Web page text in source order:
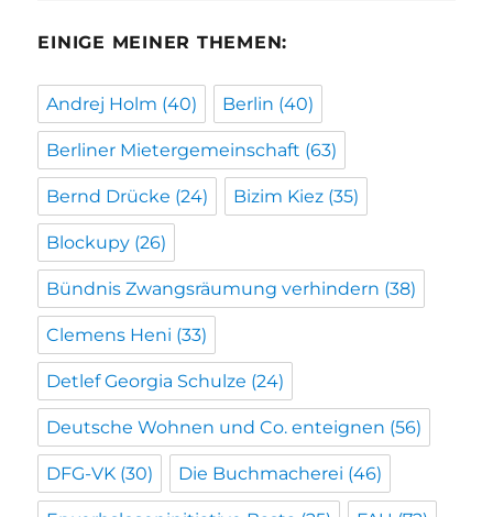
EINIGE MEINER THEMEN:
Andrej Holm (40) Berlin (40)
Berliner Mietergemeinschaft (63)
Bernd Drücke (24) Bizim Kiez (35)
Blockupy (26)
Bündnis Zwangsräumung verhindern (38)
Clemens Heni (33)
Detlef Georgia Schulze (24)
Deutsche Wohnen und Co. enteignen (56)
DFG-VK (30) Die Buchmacherei (46)